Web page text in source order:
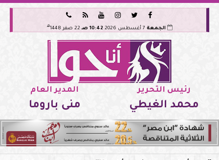






الجمعة 10:42 صـ 22 صفر 1448 هـ
رئيس التحرير
محمد الغيطي
المدير العام
منى باروما